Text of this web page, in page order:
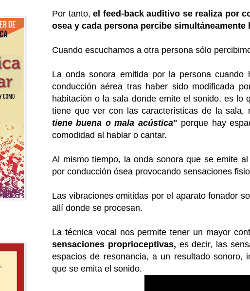
Por tanto, el feed-back auditivo se realiza por
osea y cada persona percibe simultáneamente
Cuando escuchamos a otra persona sólo
La onda sonora emitida por la persona
conducción aérea tras haber sido modificada
habitación o la sala donde emite el sonido, es lo
tiene que ver con las características de la sala,
tiene buena o mala acústica" porque hay
comodidad al hablar o cantar.
Al mismo tiempo, la onda sonora que se emite
por conducción ósea provocando sensaciones
Las vibraciones emitidas por el aparato fonador
allí donde se procesan.
La técnica vocal nos permite tener un mayor
sensaciones proprioceptivas, es decir, las
espacios de resonancia, a un resultado sonoro,
que se emita el sonido.